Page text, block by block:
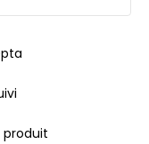
produit